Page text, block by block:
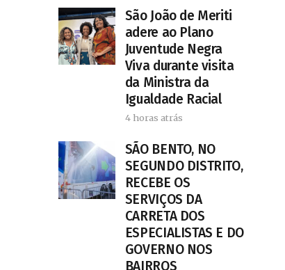
São João de Meriti
adere ao Plano
Juventude Negra
Viva durante visita
da Ministra da
Igualdade Racial
4 horas atrás
SÃO BENTO, NO
SEGUNDO DISTRITO,
RECEBE OS
SERVIÇOS DA
CARRETA DOS
ESPECIALISTAS E DO
GOVERNO NOS
BAIRROS